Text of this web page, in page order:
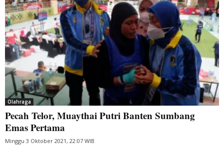
Olahraga
Pecah Telor, Muaythai Putri Banten Sumbang
Emas Pertama
Minggu 3 Oktober 2021, 22:07 WIB